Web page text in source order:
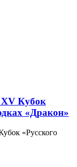
Кубок
«Дракон»
«Русского